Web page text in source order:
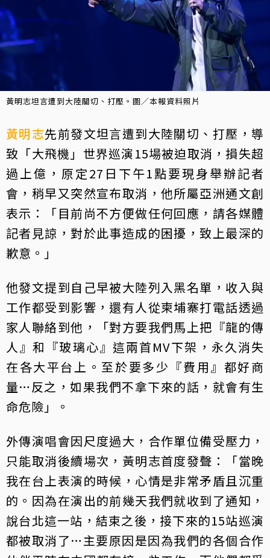
黃明志坦言遭到大陸關切、打壓。圖／本報資料照片
黃明志先前發文坦言遭到大陸關切、打壓，導
致「大飛機」世界巡演15場被迫取消，損失超
過上億，原定27日下午1點要現身舉辦記者
會，稍早又突然宣布取消，他所屬亞洲通文創
表示：「目前尚不方便做任何回應，請各媒體
記者見諒，對於此事造成的困擾，致上最深的
歉意。」
他發文提到自己早被大陸列入黑名單，收入與
工作都受到影響，還有人從柬埔寨打電話透過
家人聯絡到他，「對方要我們馬上把『龍的傳
人』和『玻璃心』這兩首MV下架，永久消失
在各大平台上。至於要多少『費用』都好商
量…反之，如果我們不拿下來的話，就會有生
命危險」。
外傳演唱會因尺度過大，合作單位備受壓力，
只能取消後續場次，黃明志首度發聲：「當晚
我在台上表演的時候，心情是非常矛盾且沉重
的。因為在演出的前幾天我們就收到了通知，
說台北這一站，結束之後，接下來的15站巡演
都被取消了…主要原因是因為我們的各個合作